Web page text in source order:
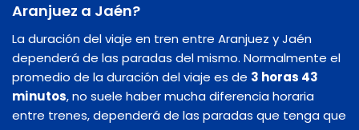
Aranjuez a Jaén?
La duración del viaje en tren entre Aranjuez y Jaén
dependerá de las paradas del mismo. Normalmente el
promedio de la duración del viaje es de 3 horas 43
minutos, no suele haber mucha diferencia horaria
entre trenes, dependerá de las paradas que tenga que